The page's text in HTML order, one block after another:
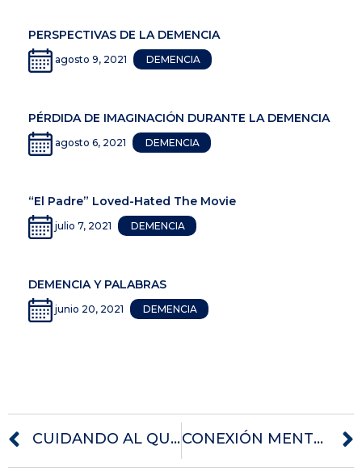
PERSPECTIVAS DE LA DEMENCIA
agosto 9, 2021 DEMENCIA
PÉRDIDA DE IMAGINACIÓN DURANTE LA DEMENCIA
agosto 6, 2021 DEMENCIA
“El Padre” Loved-Hated The Movie
julio 7, 2021 DEMENCIA
DEMENCIA Y PALABRAS
junio 20, 2021 DEMENCIA
CUIDANDO AL QUE TE HA ABUSADO CONEXIÓN MENTE / CUERPO